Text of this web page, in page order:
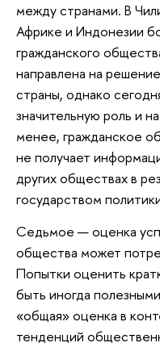
между странами. В
Африке и Индонезии
гражданского
направлена на
страны, однако
значительную роль и
менее, гражданское
не получает
других обществах в
государством
Седьмое — оценка
общества может
Попытки оценить
быть иногда
«общая» оценка в
тенденций